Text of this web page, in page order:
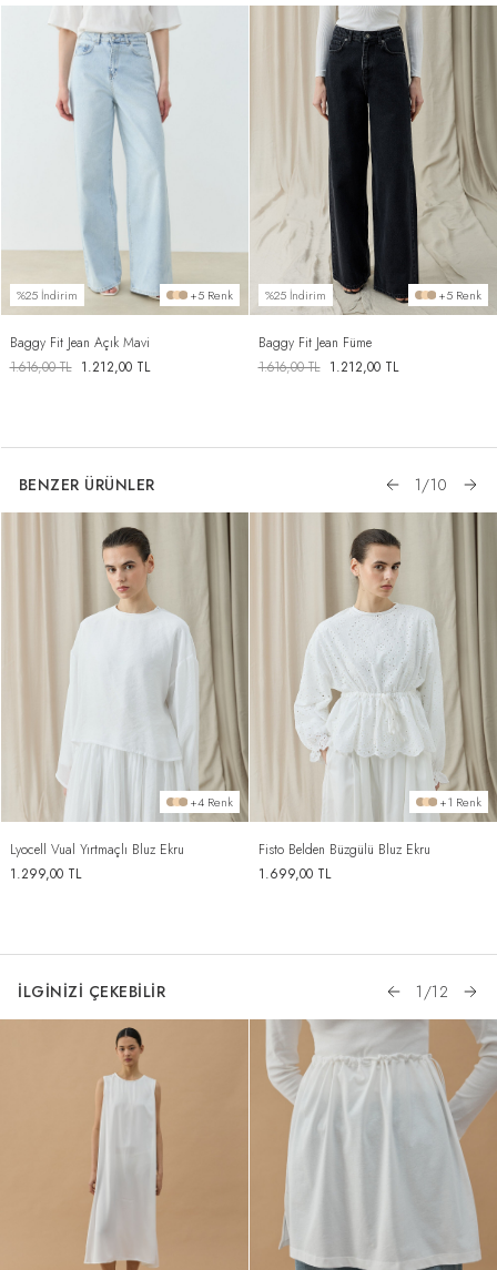
%25 İndirim +5 Renk
Baggy Fit Jean Açık Mavi
1.616,00TL 1.212,00TL
%25 İndirim +5 Renk
Baggy Fit Jean Füme
1.616,00TL 1.212,00TL
BENZER ÜRÜNLER 1/10
+4 Renk
Lyocell Vual Yırtmaçlı Bluz Ekru
1.299,00TL
+1 Renk
Fisto Belden Büzgülü Bluz Ekru
1.699,00TL
İLGİNİZİ ÇEKEBİLİR 1 /12